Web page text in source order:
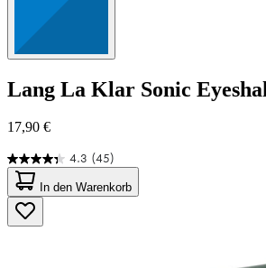
Lang La Klar Sonic
17,90 €
4.3 (45)
4.3
von
5
Sternen.
45
In den Warenkorb